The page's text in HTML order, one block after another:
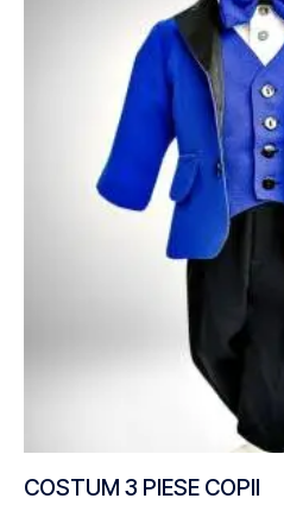
COSTUM 3 PIESE COPII